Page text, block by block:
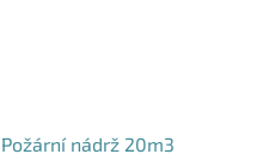
Požární nádrž 20m3